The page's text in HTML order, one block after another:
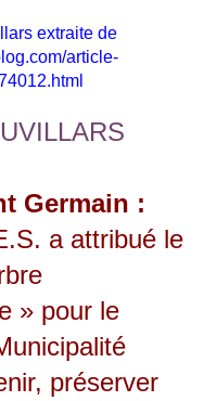
extraite de
article-
Germain :
a attribué le
» pour le
préserver